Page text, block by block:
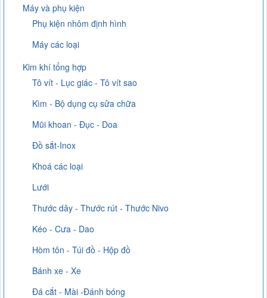
Máy và phụ kiện
Phụ kiện nhôm định hình
Máy các loại
Kim khí tổng hợp
Tô vít - Lục giác - Tô vít sao
Kìm - Bộ dụng cụ sửa chữa
Mũi khoan - Đục - Doa
Đồ sắt-Inox
Khoá các loại
Lưới
Thước dây - Thước rút - Thước Nivo
Kéo - Cưa - Dao
Hòm tôn - Túi đồ - Hộp đồ
Bánh xe - Xe
Đá cắt - Mài -Đánh bóng